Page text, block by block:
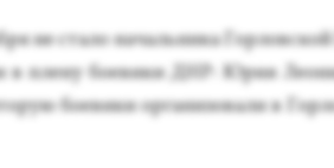
не ста­ло на­чаль­ни­ка
в пле­ну бо­еви­ки ДНР: Юрия
бо­еви­ки ор­га­низо­вали в